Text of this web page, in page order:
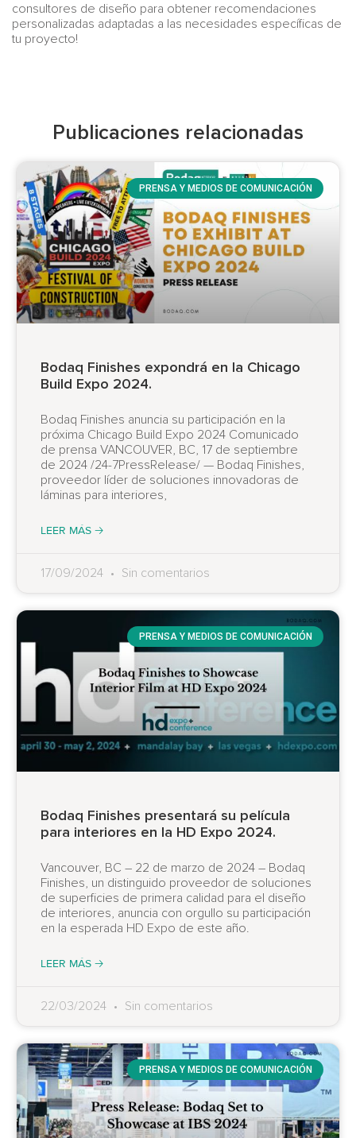
consultores de diseño para obtener recomendaciones
personalizadas adaptadas a las necesidades específicas de
tu proyecto!
Publicaciones relacionadas
PRENSA Y MEDIOS DE COMUNICACIÓN
Bodaq Finishes expondrá en la Chicago
Build Expo 2024.
Bodaq Finishes anuncia su participación en la
próxima Chicago Build Expo 2024 Comunicado
de prensa VANCOUVER, BC, 17 de septiembre
de 2024 /24-7PressRelease/ — Bodaq Finishes,
proveedor líder de soluciones innovadoras de
láminas para interiores,
LEER MÁS 🡢
17/09/2024 Sin comentarios
PRENSA Y MEDIOS DE COMUNICACIÓN
Bodaq Finishes presentará su película
para interiores en la HD Expo 2024.
Vancouver, BC – 22 de marzo de 2024 – Bodaq
Finishes, un distinguido proveedor de soluciones
de superficies de primera calidad para el diseño
de interiores, anuncia con orgullo su participación
en la esperada HD Expo de este año.
LEER MÁS 🡢
22/03/2024 Sin comentarios
PRENSA Y MEDIOS DE COMUNICACIÓN